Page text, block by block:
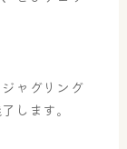
ャグリング
します。